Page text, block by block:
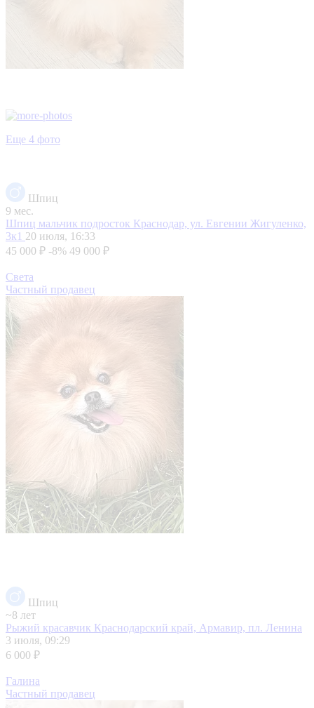
Еще 4 фото
Шпиц
9 мес.
Шпиц мальчик подросток Краснодар, ул. Евгении Жигуленко,
3к1 20 июля, 16:33
45 000 ₽ -8% 49 000 ₽
Света
Частный продавец
Шпиц
~8 лет
Рыжий красавчик Краснодарский край, Армавир, пл. Ленина
3 июля, 09:29
6 000 ₽
Галина
Частный продавец